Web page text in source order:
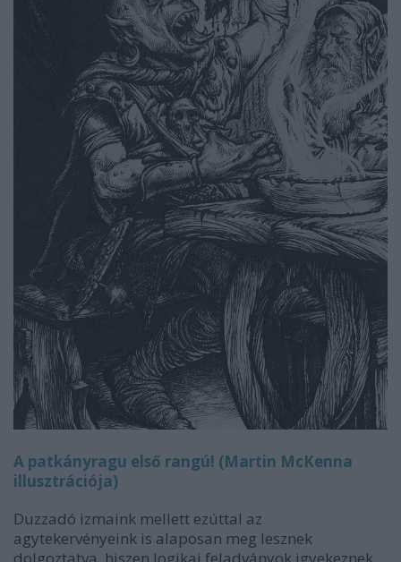
A patkányragu első rangú! (Martin McKenna
illusztrációja)
Duzzadó izmaink mellett ezúttal az
agytekervényeink is alaposan meg lesznek